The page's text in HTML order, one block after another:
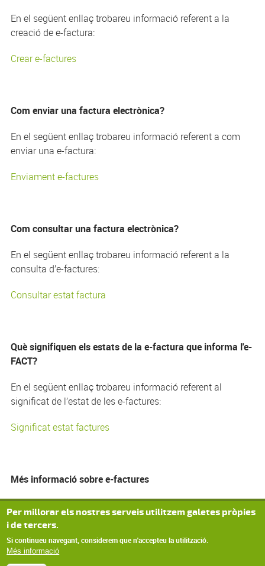
En el següent enllaç trobareu informació referent a la
creació de e-factura:
Crear e-factures
Com enviar una factura electrònica?
En el següent enllaç trobareu informació referent a com
enviar una e-factura:
Enviament e-factures
Com consultar una factura electrònica?
En el següent enllaç trobareu informació referent a la
consulta d’e-factures:
Consultar estat factura
Què signifiquen els estats de la e-factura que informa l'e-
FACT?
En el següent enllaç trobareu informació referent al
significat de l’estat de les e-factures:
Significat estat factures
Més informació sobre e-factures
En aquest apartattrobareu més informació sobre les e-
factures
Per millorar els nostres serveis utilitzem galetes pròpies
i de tercers.
Si continueu navegant, considerem que n'accepteu la utilització.
Més informació